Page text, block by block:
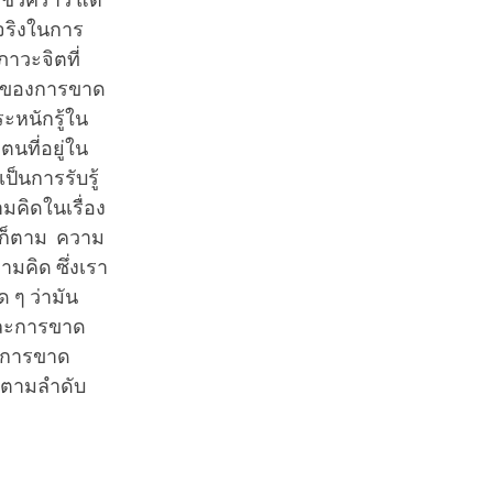
งในการ
าวะจิตที่
องการขาด
หนักรู้ใน
ตนที่อยู่ใน
นการรับรู้
คิดในเรื่อง
ตาม ความ
มคิด ซึ่งเรา
ๆ ว่ามัน
การขาด
ารขาด
ามลำดับ